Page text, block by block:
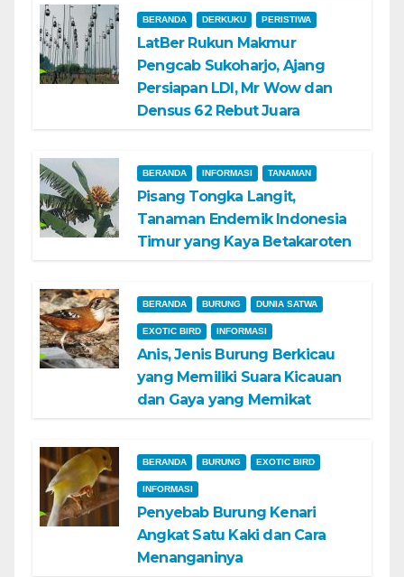
BERANDA DERKUKU PERISTIWA
LatBer Rukun Makmur
Pengcab Sukoharjo, Ajang
Persiapan LDI, Mr Wow dan
Densus 62 Rebut Juara
BERANDA INFORMASI TANAMAN
Pisang Tongka Langit,
Tanaman Endemik Indonesia
Timur yang Kaya Betakaroten
BERANDA BURUNG DUNIA SATWA
EXOTIC BIRD INFORMASI
Anis, Jenis Burung Berkicau
yang Memiliki Suara Kicauan
dan Gaya yang Memikat
BERANDA BURUNG EXOTIC BIRD
INFORMASI
Penyebab Burung Kenari
Angkat Satu Kaki dan Cara
Menanganinya